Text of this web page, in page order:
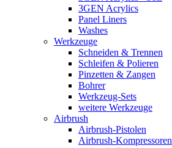
3GEN Acrylics
Panel Liners
Washes
Werkzeuge
Schneiden & Trennen
Schleifen & Polieren
Pinzetten & Zangen
Bohrer
Werkzeug-Sets
weitere Werkzeuge
Airbrush
Airbrush-Pistolen
Airbrush-Kompressoren